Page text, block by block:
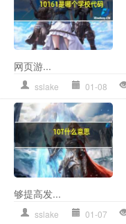
网页游...
sslake 01-08
够提高发...
sslake 01-07